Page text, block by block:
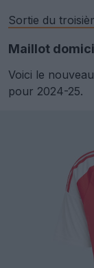
Sortie du
Maillot
Voici le
pour 2024-25.